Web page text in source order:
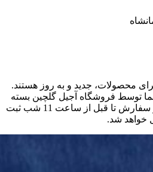
محصولات، جدید و به روز هستند.
توسط فروشگاه آجیل گلچین بسته
بندی و ارسال خواهد شد. اگر سفارش تا قبل از ساعت 11 شب ثبت
خواهد شد.